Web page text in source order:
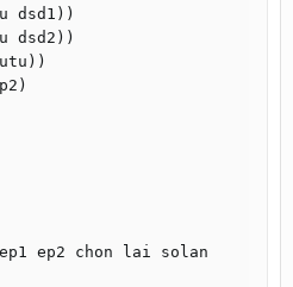
dsd1))
dsd2))
ep2 chon lai solan